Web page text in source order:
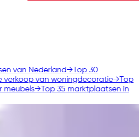
van Nederland→ Top 30
verkoop van woningdecoratie→ Top
meubels→ Top 35 marktplaatsen in